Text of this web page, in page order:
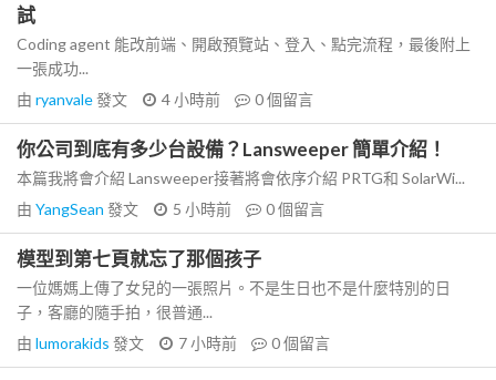
試
Coding agent 能改前端、開啟預覽站、登入、點完流程，最後附上
一張成功...
由 ryanvale發文 4 小時前 0個留言
你公司到底有多少台設備？Lansweeper 簡單介紹！
本篇我將會介紹 Lansweeper接著將會依序介紹 PRTG和 SolarWi...
由 YangSean 發文 5 小時前 0個留言
模型到第七頁就忘了那個孩子
一位媽媽上傳了女兒的一張照片。不是生日也不是什麼特別的日
子，客廳的隨手拍，很普通...
由 lumorakids 發文 7 小時前 0個留言